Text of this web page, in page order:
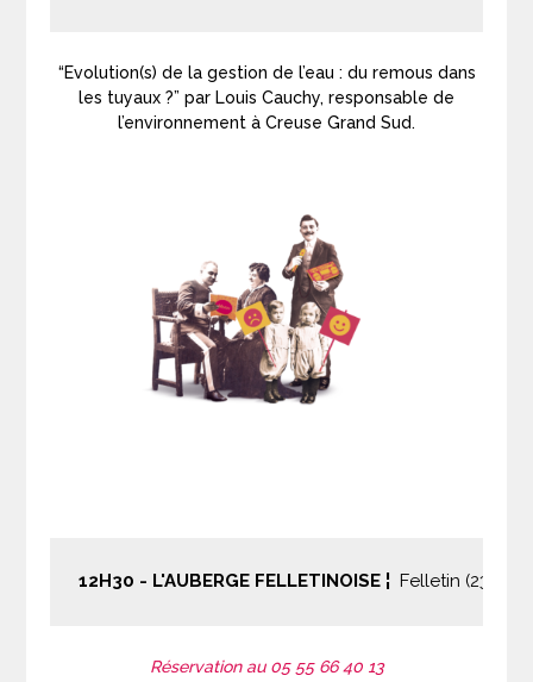
“Evolution(s) de la gestion de l’eau : du remous dans
les tuyaux ?” par Louis Cauchy, responsable de
l’environnement à Creuse Grand Sud.
12H30 - L'AUBERGE FELLETINOISE ¦ Felletin (23)
Réservation au 05 55 66 40 13